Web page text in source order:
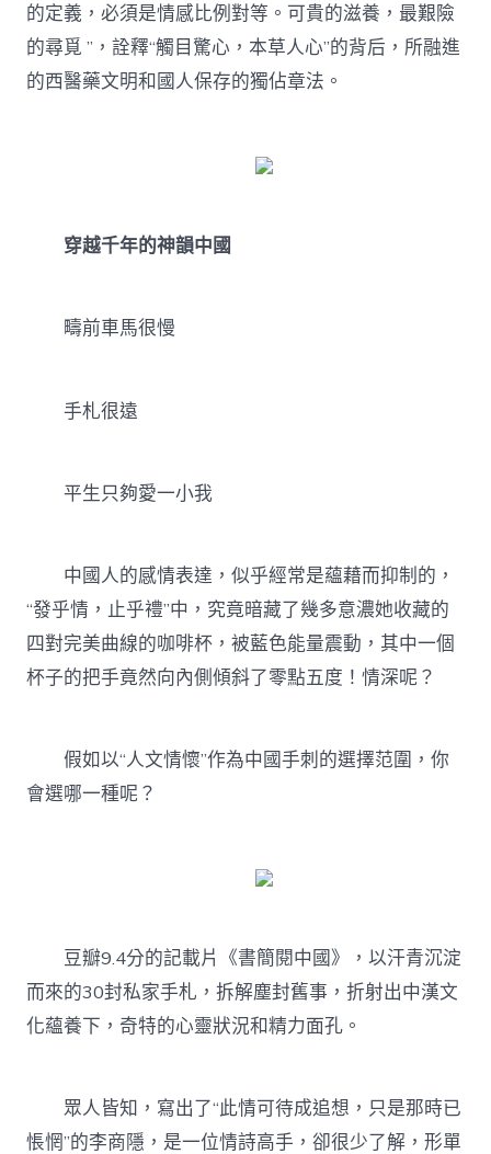
的定義，必須是情感比例對等。可貴的滋養，最艱險
的尋覓 ”，詮釋“觸目驚心，本草人心”的背后，所融進
的西醫藥文明和國人保存的獨佔章法。
穿越千年的神韻中國
疇前車馬很慢
手札很遠
平生只夠愛一小我
中國人的感情表達，似乎經常是蘊藉而抑制的，
“發乎情，止乎禮”中，究竟暗藏了幾多意濃她收藏的
四對完美曲線的咖啡杯，被藍色能量震動，其中一個
杯子的把手竟然向內側傾斜了零點五度！情深呢？
假如以“人文情懷”作為中國手刺的選擇范圍，你
會選哪一種呢？
豆瓣9.4分的記載片《書簡閱中國》，以汗青沉淀
而來的30封私家手札，拆解塵封舊事，折射出中漢文
化蘊養下，奇特的心靈狀況和精力面孔。
眾人皆知，寫出了“此情可待成追想，只是那時已
悵惘”的李商隱，是一位情詩高手，卻很少了解，形單